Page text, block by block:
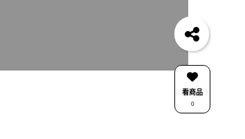
看商品
0